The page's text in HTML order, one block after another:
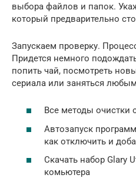
выбора файлов и папок.
который предварительно
Запускаем проверку.
Придется немного
попить чай, посмотреть
сериала или заняться
Все методы очистки
Автозапуск
как отключить и
Скачать набор Glary
комьютера